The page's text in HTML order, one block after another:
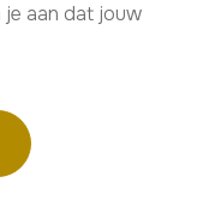
aan dat jouw